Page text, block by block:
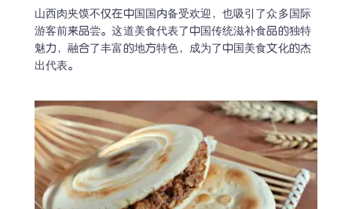
山西肉夹馍不仅在中国国内备受欢迎，也吸引了众多国际
游客前来品尝。这道美食代表了中国传统滋补食品的独特
魅力，融合了丰富的地方特色，成为了中国美食文化的杰
出代表。